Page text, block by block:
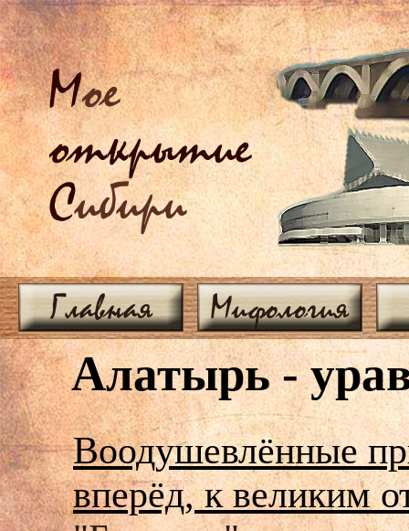
Мое
открытие
Сибири
Главная Мифология
Алатырь -
Воодушевлённые
вперёд, к великим